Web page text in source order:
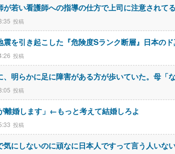
が若い看護師への指導の仕方で上司に注意されて
震を引き起こした『危険度Sランク断層』日本の
、明らかに足に障害がある方が歩いていた。母「
離婚します」←もっと考えて結婚しろよ
気にしないのに頑なに日本人ですって言う人いな